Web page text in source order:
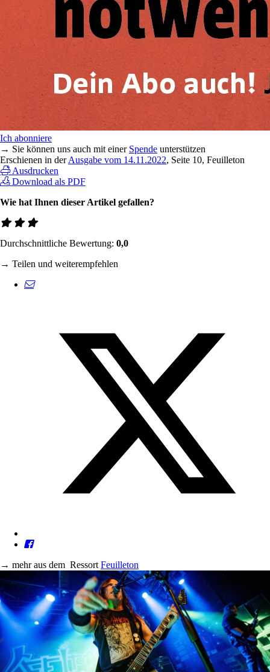
Ich abonniere
→ Sie können uns auch mit einer Spende unterstützen
Erschienen in derAusgabe vom 14.11.2022, Seite 10, Feuilleton
Ausdrucken
Download als PDF
Wie hat Ihnen dieser Artikel gefallen?
Durchschnittliche Bewertung: 0,0
→ Teilen und weiterempfehlen
→ mehr aus dem Ressort Feuilleton